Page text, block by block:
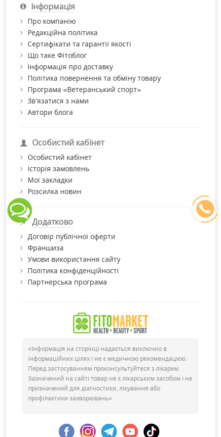
Інформація
Про компанію
Редакційна політика
Сертифікати та гарантії якості
Що таке Фітоблог
Інформація про доставку
Політика повернення та обміну товару
Програма «Ветеранський спорт»
Зв’язатися з нами
Автори блога
Особистий кабінет
Особистий кабінет
Історія замовлень
Мої закладки
Розсилка новин
Додатково
Договір публічної оферти
Франшиза
Умови використання сайту
Політика конфіденційності
Партнерська програма
«Інформація на сторінці надається виключно в
інформаційних цілях і не є медичною рекомендацією.
Перед застосуванням проконсультуйтеся з лікарем.
Зазначений на сайті товар не є лікарським засобом і не
призначений для діагностики, лікування або
профілактики захворювань»